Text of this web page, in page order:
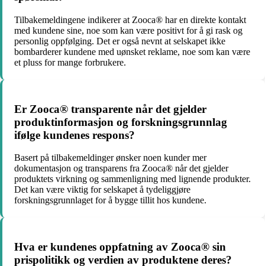
Tilbakemeldingene indikerer at Zooca® har en direkte kontakt
med kundene sine, noe som kan være positivt for å gi rask og
personlig oppfølging. Det er også nevnt at selskapet ikke
bombarderer kundene med uønsket reklame, noe som kan være
et pluss for mange forbrukere.
Er Zooca® transparente når det gjelder
produktinformasjon og forskningsgrunnlag
ifølge kundenes respons?
Basert på tilbakemeldinger ønsker noen kunder mer
dokumentasjon og transparens fra Zooca® når det gjelder
produktets virkning og sammenligning med lignende produkter.
Det kan være viktig for selskapet å tydeliggjøre
forskningsgrunnlaget for å bygge tillit hos kundene.
Hva er kundenes oppfatning av Zooca® sin
prispolitikk og verdien av produktene deres?